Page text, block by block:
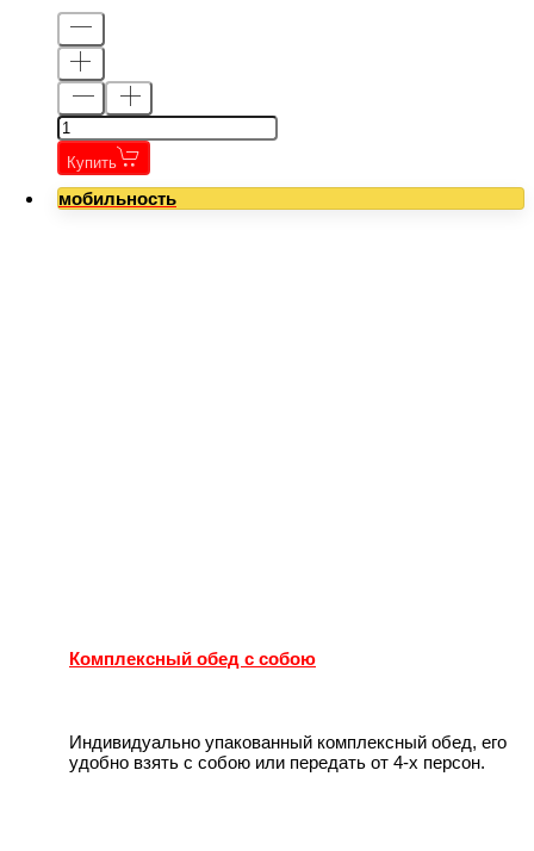
Купить
мобильность
Комплексный обед с собою
Индивидуально упакованный комплексный обед, его
удобно взять с собою или передать от 4-х персон.